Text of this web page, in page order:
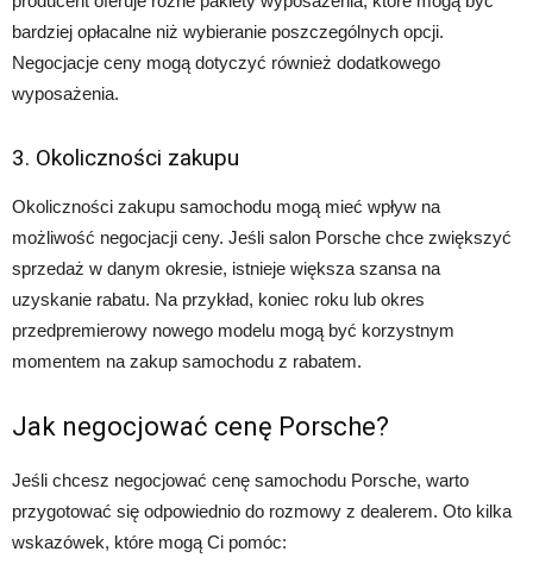
bardziej opłacalne niż wybieranie poszczególnych opcji.
Negocjacje ceny mogą dotyczyć również dodatkowego
wyposażenia.
3. Okoliczności zakupu
Okoliczności zakupu samochodu mogą mieć wpływ na
możliwość negocjacji ceny. Jeśli salon Porsche chce zwiększyć
sprzedaż w danym okresie, istnieje większa szansa na
uzyskanie rabatu. Na przykład, koniec roku lub okres
przedpremierowy nowego modelu mogą być korzystnym
momentem na zakup samochodu z rabatem.
Jak negocjować cenę Porsche?
Jeśli chcesz negocjować cenę samochodu Porsche, warto
przygotować się odpowiednio do rozmowy z dealerem. Oto kilka
wskazówek, które mogą Ci pomóc: